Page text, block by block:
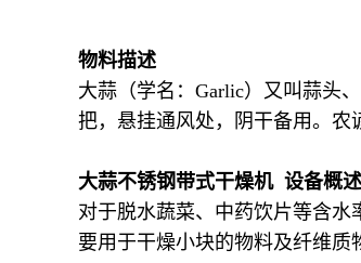
物料描述
大蒜（学名：Garlic）又叫蒜头
把，悬挂通风处，阴干备用。农
大蒜不锈钢带式干燥机 设备概述
对于脱水蔬菜、中药饮片等含
要用于干燥小块的物料及纤维质